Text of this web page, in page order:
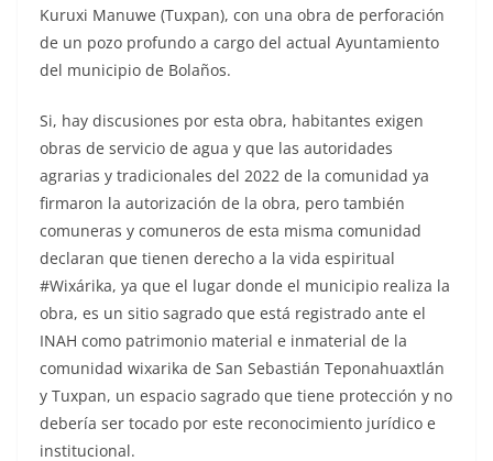
Kuruxi Manuwe (Tuxpan), con una obra de perforación
de un pozo profundo a cargo del actual Ayuntamiento
del municipio de Bolaños.
Si, hay discusiones por esta obra, habitantes exigen
obras de servicio de agua y que las autoridades
agrarias y tradicionales del 2022 de la comunidad ya
firmaron la autorización de la obra, pero también
comuneras y comuneros de esta misma comunidad
declaran que tienen derecho a la vida espiritual
#Wixárika, ya que el lugar donde el municipio realiza la
obra, es un sitio sagrado que está registrado ante el
INAH como patrimonio material e inmaterial de la
comunidad wixarika de San Sebastián Teponahuaxtlán
y Tuxpan, un espacio sagrado que tiene protección y no
debería ser tocado por este reconocimiento jurídico e
institucional.